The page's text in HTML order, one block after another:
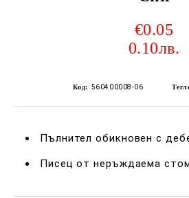
€0.05
0.10лв.
Код: 560400008-06
Пълнител обикновен с
Писец от неръждаема